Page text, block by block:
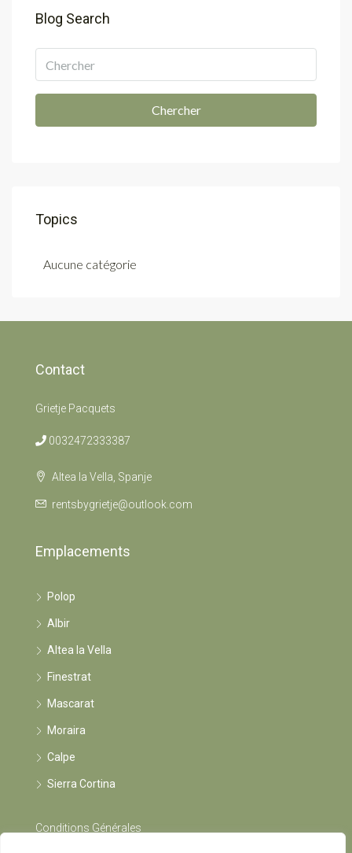
Blog Search
Chercher
Topics
Aucune catégorie
Contact
Grietje Pacquets
0032472333387
Altea la Vella, Spanje
rentsbygrietje@outlook.com
Emplacements
Polop
Albir
Altea la Vella
Finestrat
Mascarat
Moraira
Calpe
Sierra Cortina
Conditions Générales